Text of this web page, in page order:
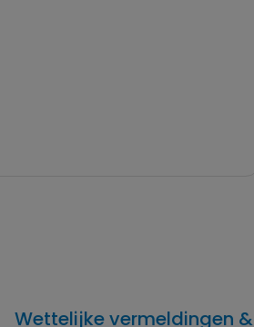
Wettelijke vermeldingen &